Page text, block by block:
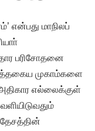
என்பது மாநிலப்
பரிசோதனை
முகாம்களை
எல்லைக்குள்